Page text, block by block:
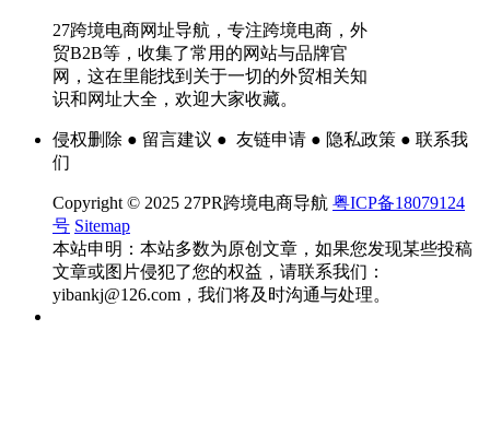
27跨境电商网址导航，专注跨境电商，外
贸B2B等，收集了常用的网站与品牌官
网，这在里能找到关于一切的外贸相关知
识和网址大全，欢迎大家收藏。
侵权删除 ● 留言建议 ● 友链申请 ● 隐私政策 ● 联系我
们
Copyright © 2025 27PR跨境电商导航 粤ICP备18079124
号 Sitemap
本站申明：本站多数为原创文章，如果您发现某些投稿
文章或图片侵犯了您的权益，请联系我们：
yibankj@126.com，我们将及时沟通与处理。